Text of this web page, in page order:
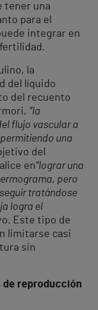
tener una
para el
integrar en
la
del líquido
del recuento
“la
flujo vascular a
una
del
en“lograr una
pero
tratándose
logra el
Este tipo de
limitarse casi
sin
de reproducción